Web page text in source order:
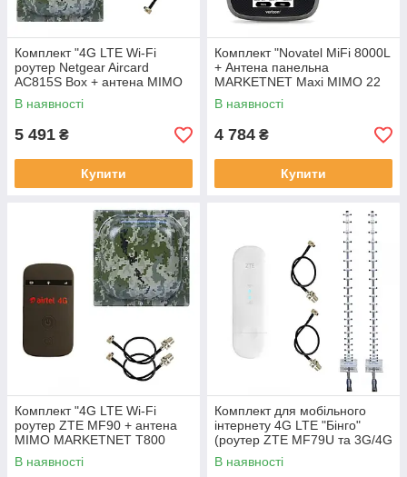
Комплект "4G LTE Wi-Fi
роутер Netgear Aircard
AC815S Box + антена MIMO
MARKETNET T800 Мілітарі"
В наявності
5 491 ₴
Купити
Комплект "Novatel MiFi 8000L
+ Антена панельна
MARKETNET Maxi MIMO 22
dBi 824-960 МГц/1700-2700
МГц"
В наявності
4 784 ₴
Купити
Комплект "4G LTE Wi-Fi
роутер ZTE MF90 + антена
MIMO MARKETNET T800
Мілітарі"
В наявності
Комплект для мобільного
інтернету 4G LTE "Бінго"
(роутер ZTE MF79U та 3G/4G
LTE антена Стріла
MARKETNET)
В наявності